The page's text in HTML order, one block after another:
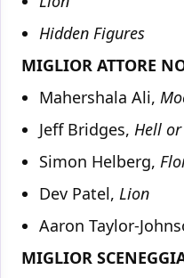
Hidden Figures
MIGLIOR ATTORE
Mahershala Ali,
Jeff Bridges, Hell
Simon Helberg,
Dev Patel, Lion
Aaron Taylor-
MIGLIOR